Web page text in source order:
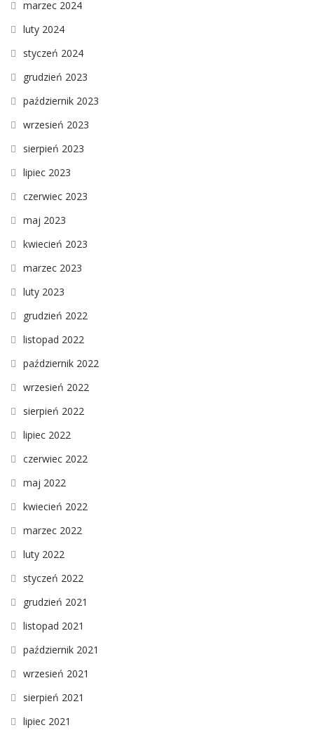
marzec 2024
luty 2024
styczeń 2024
grudzień 2023
październik 2023
wrzesień 2023
sierpień 2023
lipiec 2023
czerwiec 2023
maj 2023
kwiecień 2023
marzec 2023
luty 2023
grudzień 2022
listopad 2022
październik 2022
wrzesień 2022
sierpień 2022
lipiec 2022
czerwiec 2022
maj 2022
kwiecień 2022
marzec 2022
luty 2022
styczeń 2022
grudzień 2021
listopad 2021
październik 2021
wrzesień 2021
sierpień 2021
lipiec 2021